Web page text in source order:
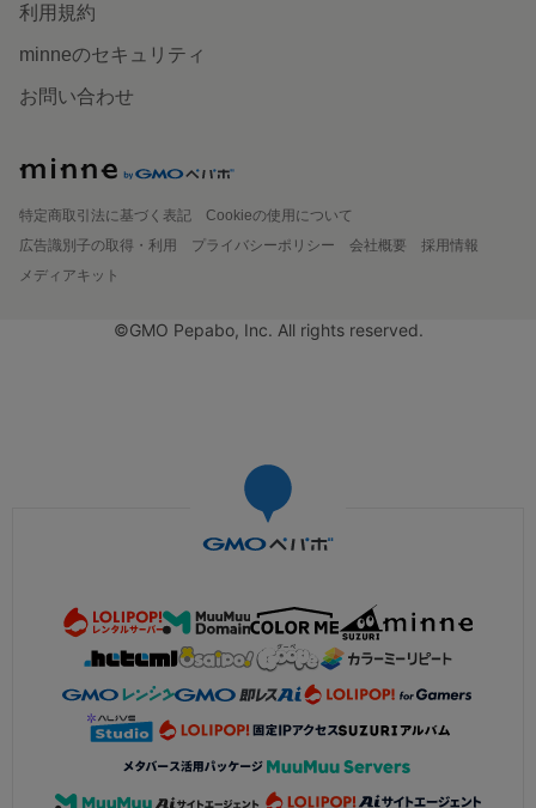
利用規約
minneのセキュリティ
お問い合わせ
特定商取引法に基づく表記
Cookieの使用について
広告識別子の取得・利用
プライバシーポリシー 会社概要
採用情報
メディアキット
©GMO Pepabo, Inc. All rights reserved.